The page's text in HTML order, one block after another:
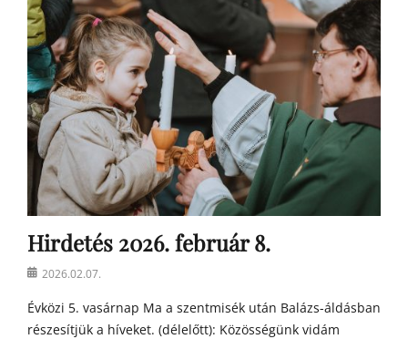
r
e
k
Hirdetés 2026. február 8.
Posted2026.02.07.
Évközi 5. vasárnap Ma a szentmisék után Balázs-áldásban
részesítjük a híveket. (délelőtt): Közösségünk vidám